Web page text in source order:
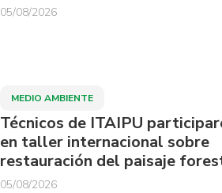
05/08/2026
MEDIO AMBIENTE
Técnicos de ITAIPU
en taller internacional sobre
restauración del paisaje
05/08/2026